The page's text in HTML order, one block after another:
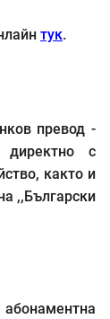
тук.
превод -
с
както и
,,Български